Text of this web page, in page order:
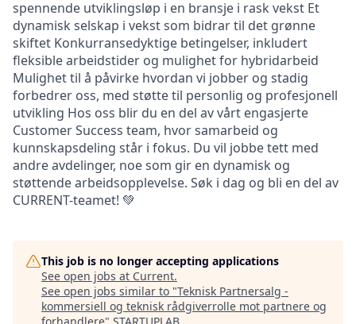
spennende utviklingsløp i en bransje i rask vekst Et
dynamisk selskap i vekst som bidrar til det grønne
skiftet Konkurransedyktige betingelser, inkludert
fleksible arbeidstider og mulighet for hybridarbeid
Mulighet til å påvirke hvordan vi jobber og stadig
forbedrer oss, med støtte til personlig og profesjonell
utvikling Hos oss blir du en del av vårt engasjerte
Customer Success team, hvor samarbeid og
kunnskapsdeling står i fokus. Du vil jobbe tett med
andre avdelinger, noe som gir en dynamisk og
støttende arbeidsopplevelse. Søk i dag og bli en del av
CURRENT-teamet! 💚
This job is no longer accepting applications
See open jobs at Current.
See open jobs similar to "Teknisk Partnersalg -
kommersiell og teknisk rådgiverrolle mot partnere og